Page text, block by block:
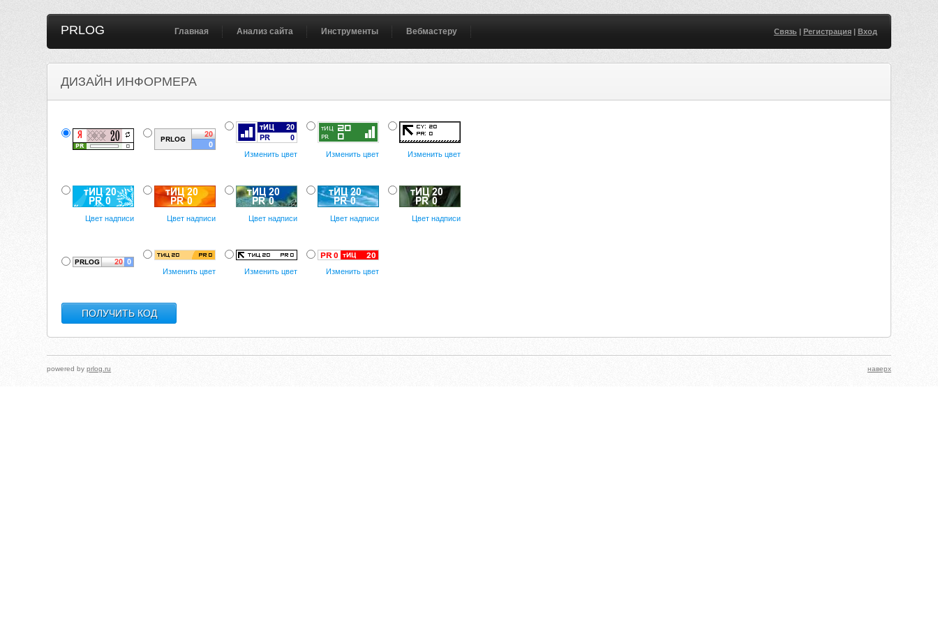
PRLOG Главная Анализ сайта Инструменты Вебмастеру Связь| Регистрация| Вход
ДИЗАЙН ИНФОРМЕРА
Изменить цвет Изменить цвет Изменить цвет
Цвет надписи Цвет надписи Цвет надписи Цвет надписи Цвет надписи
Изменить цвет Изменить цвет Изменить цвет
powered byprlog.ru наверх